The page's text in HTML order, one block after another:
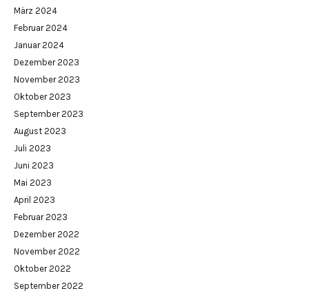
März 2024
Februar 2024
Januar 2024
Dezember 2023
November 2023
Oktober 2023
September 2023
August 2023
Juli 2023
Juni 2023
Mai 2023
April 2023
Februar 2023
Dezember 2022
November 2022
Oktober 2022
September 2022